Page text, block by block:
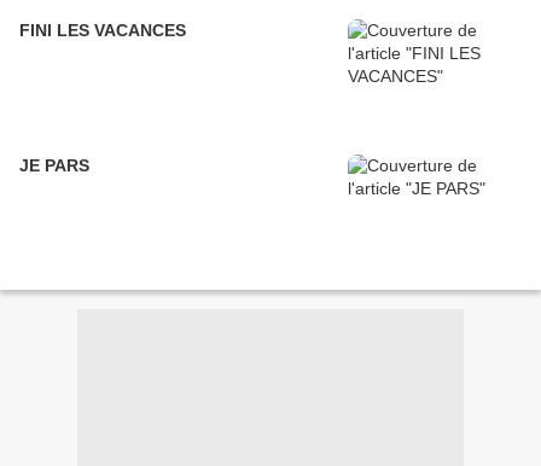
FINI LES VACANCES
JE PARS